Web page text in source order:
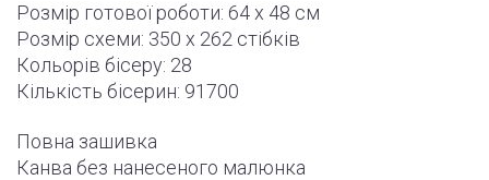
Розмір готової роботи: 64 x 48 см
Розмір схеми: 350 x 262 стібків
Кольорів бісеру: 28
Кількість бісерин: 91700
Повна зашивка
Канва без нанесеного малюнка